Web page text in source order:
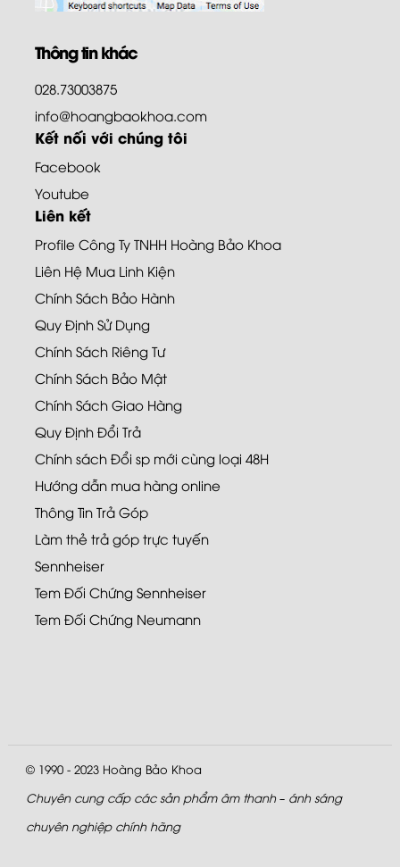
Thông tin khác
028.73003875
info@hoangbaokhoa.com
Kết nối với chúng tôi
Facebook
Youtube
Liên kết
Profile Công Ty TNHH Hoàng Bảo Khoa
Liên Hệ Mua Linh Kiện
Chính Sách Bảo Hành
Quy Định Sử Dụng
Chính Sách Riêng Tư
Chính Sách Bảo Mật
Chính Sách Giao Hàng
Quy Định Đổi Trả
Chính sách Đổi sp mới cùng loại 48H
Hướng dẫn mua hàng online
Thông Tin Trả Góp
Làm thẻ trả góp trực tuyến
Sennheiser
Tem Đối Chứng Sennheiser
Tem Đối Chứng Neumann
© 1990 - 2023 Hoàng Bảo Khoa
Chuyên cung cấp các sản phẩm âm thanh – ánh sáng
chuyên nghiệp chính hãng